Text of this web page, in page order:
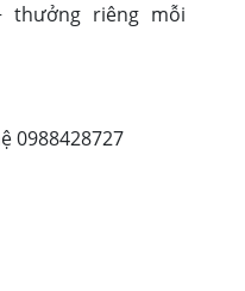
thưởng riêng mỗi
0988428727